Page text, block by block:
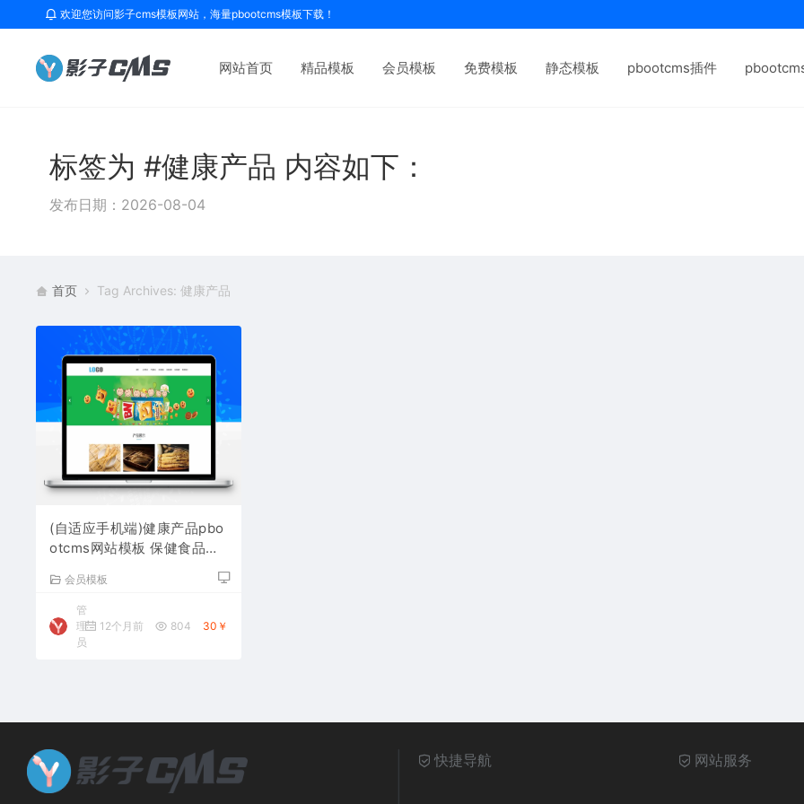
欢迎您访问影子cms模板网站，海量pbootcms模板下载！
网站首页 精品模板 会员模板 免费模板 静态模板 pbootcms插件
标签为 #健康产品 内容如下：
发布日期：2026-08-04
首页 Tag Archives: 健康产品
(自适应手机端)健康产品pbo
otcms网站模板 保健食品网
会员模板
管
理
员
12个月前 804 30￥
快捷导航 网站服务